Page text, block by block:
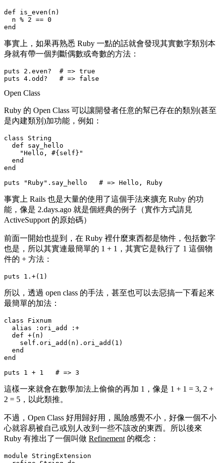
def is_even(n)
  n % 2 == 0
事實上，如果再熟悉 Ruby 一點的話就會發現其實數字類別本
身就有帶一個判斷偶數或奇數的方法：
puts 2.even?  # => true
Open Class
Ruby 的 Open Class 可以讓開發者任意的幫已存在的類別(甚至
是內建類別)加功能，例如：
class String
  def say_hello
    "Hello, #{self}"
  end
end
事實上 Rails 也是大量的使用了這個手法來擴充 Ruby 的功
能，像是 2.days.ago 就是個經典的例子（實作方式請見
ActiveSupport 的原始碼）
前面一開始也提到，在 Ruby 裡什麼東西都是物件，包括數字
也是，所以其實連最簡單的 1 + 1，其實它是執行了 1 這個物
件的 + 方法：
所以，透過 open class 的手法，甚至也可以去惡搞一下看起來
最簡單的加法：
class Fixnum
  alias :ori_add :+
  def +(n)
    self.ori_add(n).ori_add(1)
  end
end
這樣一來就會在數學加法上偷偷的再加 1，像是 1 + 1 = 3, 2 +
2 = 5，以此類推。
不過，Open Class 好用歸好用，風險感覺不小，好像一個不小
心就容易被自己或別人改到一些不該改的東西。所以後來
Ruby 有推出了一個叫做 Refinement的概念：
module StringExtension